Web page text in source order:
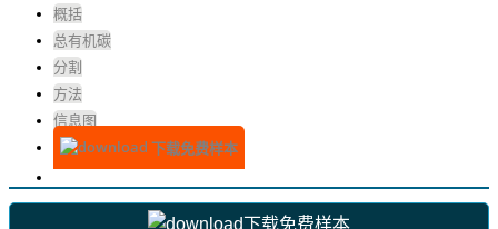
概括
总有机碳
分割
方法
信息图
下载免费样本
下载免费样本